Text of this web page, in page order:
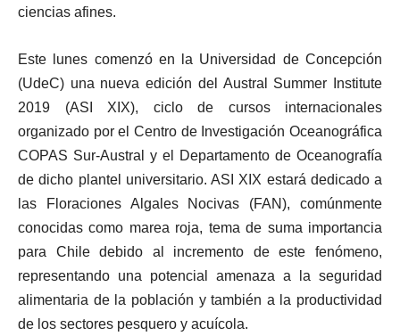
ciencias afines.
Este lunes comenzó en la Universidad de Concepción
(UdeC) una nueva edición del Austral Summer Institute
2019 (ASI XIX), ciclo de cursos internacionales
organizado por el Centro de Investigación Oceanográfica
COPAS Sur-Austral y el Departamento de Oceanografía
de dicho plantel universitario. ASI XIX estará dedicado a
las Floraciones Algales Nocivas (FAN), comúnmente
conocidas como marea roja, tema de suma importancia
para Chile debido al incremento de este fenómeno,
representando una potencial amenaza a la seguridad
alimentaria de la población y también a la productividad
de los sectores pesquero y acuícola.